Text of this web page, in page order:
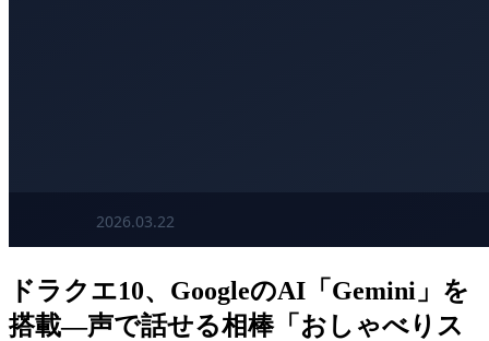
ドラクエ10、GoogleのAI「Gemini」を
搭載―声で話せる相棒「おしゃべりス